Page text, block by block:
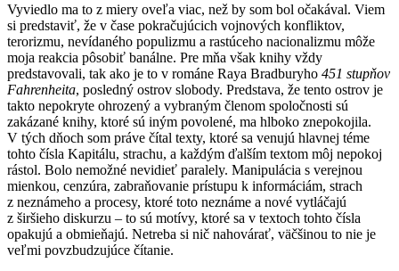
Vyviedlo ma to z miery oveľa viac, než by som bol očakával. Viem
si predstaviť, že v čase pokračujúcich vojnových konfliktov,
terorizmu, nevídaného populizmu a rastúceho nacionalizmu môže
moja reakcia pôsobiť banálne. Pre mňa však knihy vždy
predstavovali, tak ako je to v románe Raya Bradburyho 451 stupňov
Fahrenheita, posledný ostrov slobody. Predstava, že tento ostrov je
takto nepokryte ohrozený a vybraným členom spoločnosti sú
zakázané knihy, ktoré sú iným povolené, ma hlboko znepokojila.
V tých dňoch som práve čítal texty, ktoré sa venujú hlavnej téme
tohto čísla Kapitálu, strachu, a každým ďalším textom môj nepokoj
rástol. Bolo nemožné nevidieť paralely. Manipulácia s verejnou
mienkou, cenzúra, zabraňovanie prístupu k informáciám, strach
z neznámeho a procesy, ktoré toto neznáme a nové vytláčajú
z širšieho diskurzu – to sú motívy, ktoré sa v textoch tohto čísla
opakujú a obmieňajú. Netreba si nič nahovárať, väčšinou to nie je
veľmi povzbudzujúce čítanie.